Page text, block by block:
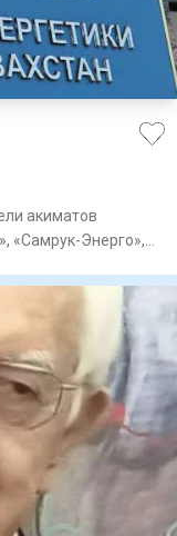
акиматов
«Самрук-Энерго»,